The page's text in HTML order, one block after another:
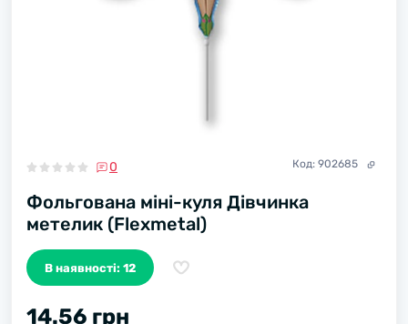
0 Код: 902685
Фольгована міні-куля Дівчинка
метелик (Flexmetal)
В наявності: 12
14.56 грн